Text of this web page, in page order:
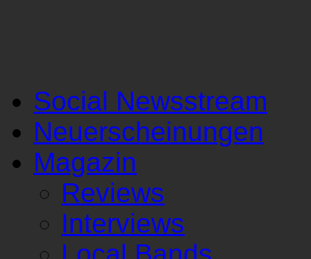
Social Newsstream
Neuerscheinungen
Magazin
Reviews
Interviews